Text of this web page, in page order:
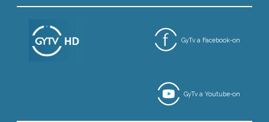
GyTv a Facebook-on
GyTv a Youtube-on